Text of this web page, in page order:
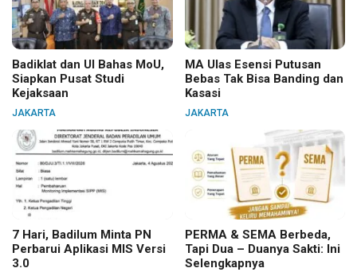
Badiklat dan UI Bahas MoU,
Siapkan Pusat Studi
Kejaksaan
JAKARTA
MA Ulas Esensi Putusan
Bebas Tak Bisa Banding dan
Kasasi
JAKARTA
7 Hari, Badilum Minta PN
Perbarui Aplikasi MIS Versi
3.0
PERMA & SEMA Berbeda,
Tapi Dua – Duanya Sakti: Ini
Selengkapnya